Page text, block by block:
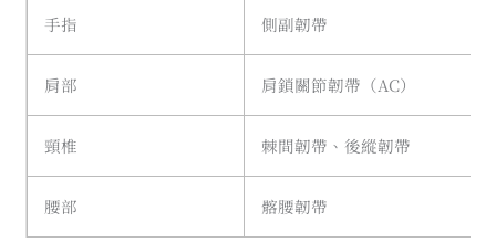
手指 側副韌帶
肩部 肩鎖關節韌帶（AC）
頸椎 棘間韌帶、後縱韌帶
腰部 髂腰韌帶